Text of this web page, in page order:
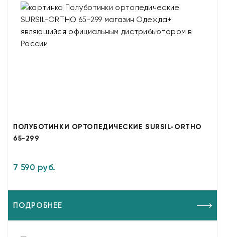
ПОЛУБОТИНКИ ОРТОПЕДИЧЕСКИЕ SURSIL-ORTHO
65-299
7 590 руб.
ПОДРОБНЕЕ